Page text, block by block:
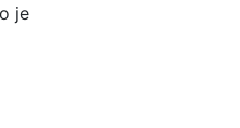
je